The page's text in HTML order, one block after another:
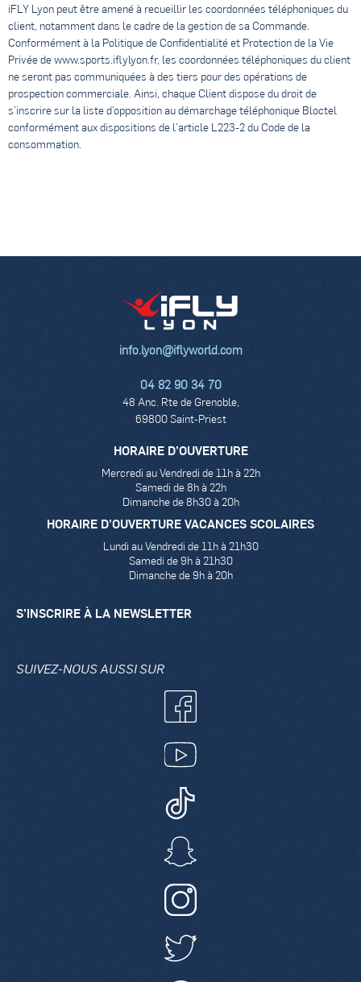
iFLY Lyon peut être amené à recueillir les coordonnées téléphoniques du
client, notamment dans le cadre de la gestion de sa Commande.
Conformément à la Politique de Confidentialité et Protection de la Vie
Privée de www.sports.iflylyon.fr, les coordonnées téléphoniques du client
ne seront pas communiquées à des tiers pour des opérations de
prospection commerciale. Ainsi, chaque Client dispose du droit de
s’inscrire sur la liste d’opposition au démarchage téléphonique Bloctel
conformément aux dispositions de l’article L223-2 du Code de la
consommation.
info.lyon@iflyworld.com
04 82 90 34 70
48 Anc. Rte de Grenoble,
69800 Saint-Priest
HORAIRE D’OUVERTURE
Mercredi au Vendredi de 11h à 22h
Samedi de 8h à 22h
Dimanche de 8h30 à 20h
HORAIRE D’OUVERTURE VACANCES SCOLAIRES
Lundi au Vendredi de 11h à 21h30
Samedi de 9h à 21h30
Dimanche de 9h à 20h
S’INSCRIRE À LA NEWSLETTER
SUIVEZ-NOUS AUSSI SUR